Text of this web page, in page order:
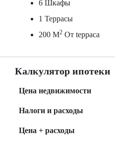
6 Шкафы
1 Террасы
200 M2 От tерраса
Калкулятор ипотеки
Цена недвижимости
Налоги и расходы
Цена + расходы